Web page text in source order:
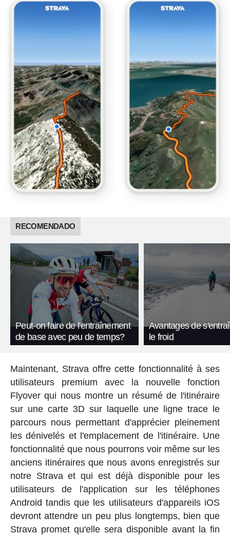
RECOMENDADO
Peut-on faire de l'entraînement
de base avec peu de temps?
Avantages de
le froid
Maintenant, Strava offre cette fonctionnalité à ses
utilisateurs premium avec la nouvelle fonction
Flyover qui nous montre un résumé de l'itinéraire
sur une carte 3D sur laquelle une ligne trace le
parcours nous permettant d'apprécier pleinement
les dénivelés et l'emplacement de l'itinéraire. Une
fonctionnalité que nous pourrons voir même sur les
anciens itinéraires que nous avons enregistrés sur
notre Strava et qui est déjà disponible pour les
utilisateurs de l'application sur les téléphones
Android tandis que les utilisateurs d'appareils iOS
devront attendre un peu plus longtemps, bien que
Strava promet qu'elle sera disponible avant la fin